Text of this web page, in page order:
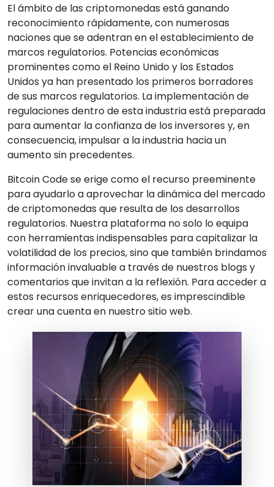
El ámbito de las criptomonedas está ganando
reconocimiento rápidamente, con numerosas
naciones que se adentran en el establecimiento de
marcos regulatorios. Potencias económicas
prominentes como el Reino Unido y los Estados
Unidos ya han presentado los primeros borradores
de sus marcos regulatorios. La implementación de
regulaciones dentro de esta industria está preparada
para aumentar la confianza de los inversores y, en
consecuencia, impulsar a la industria hacia un
aumento sin precedentes.
Bitcoin Code se erige como el recurso preeminente
para ayudarlo a aprovechar la dinámica del mercado
de criptomonedas que resulta de los desarrollos
regulatorios. Nuestra plataforma no solo lo equipa
con herramientas indispensables para capitalizar la
volatilidad de los precios, sino que también brindamos
información invaluable a través de nuestros blogs y
comentarios que invitan a la reflexión. Para acceder a
estos recursos enriquecedores, es imprescindible
crear una cuenta en nuestro sitio web.